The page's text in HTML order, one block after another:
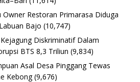
Owner Restoran Primarasa Diduga
Bajo (10,747)
Diskriminatif Dalam
BTS 8,3 Triliun (9,834)
Asal Desa Pinggang Tewas
Kebong (9,676)